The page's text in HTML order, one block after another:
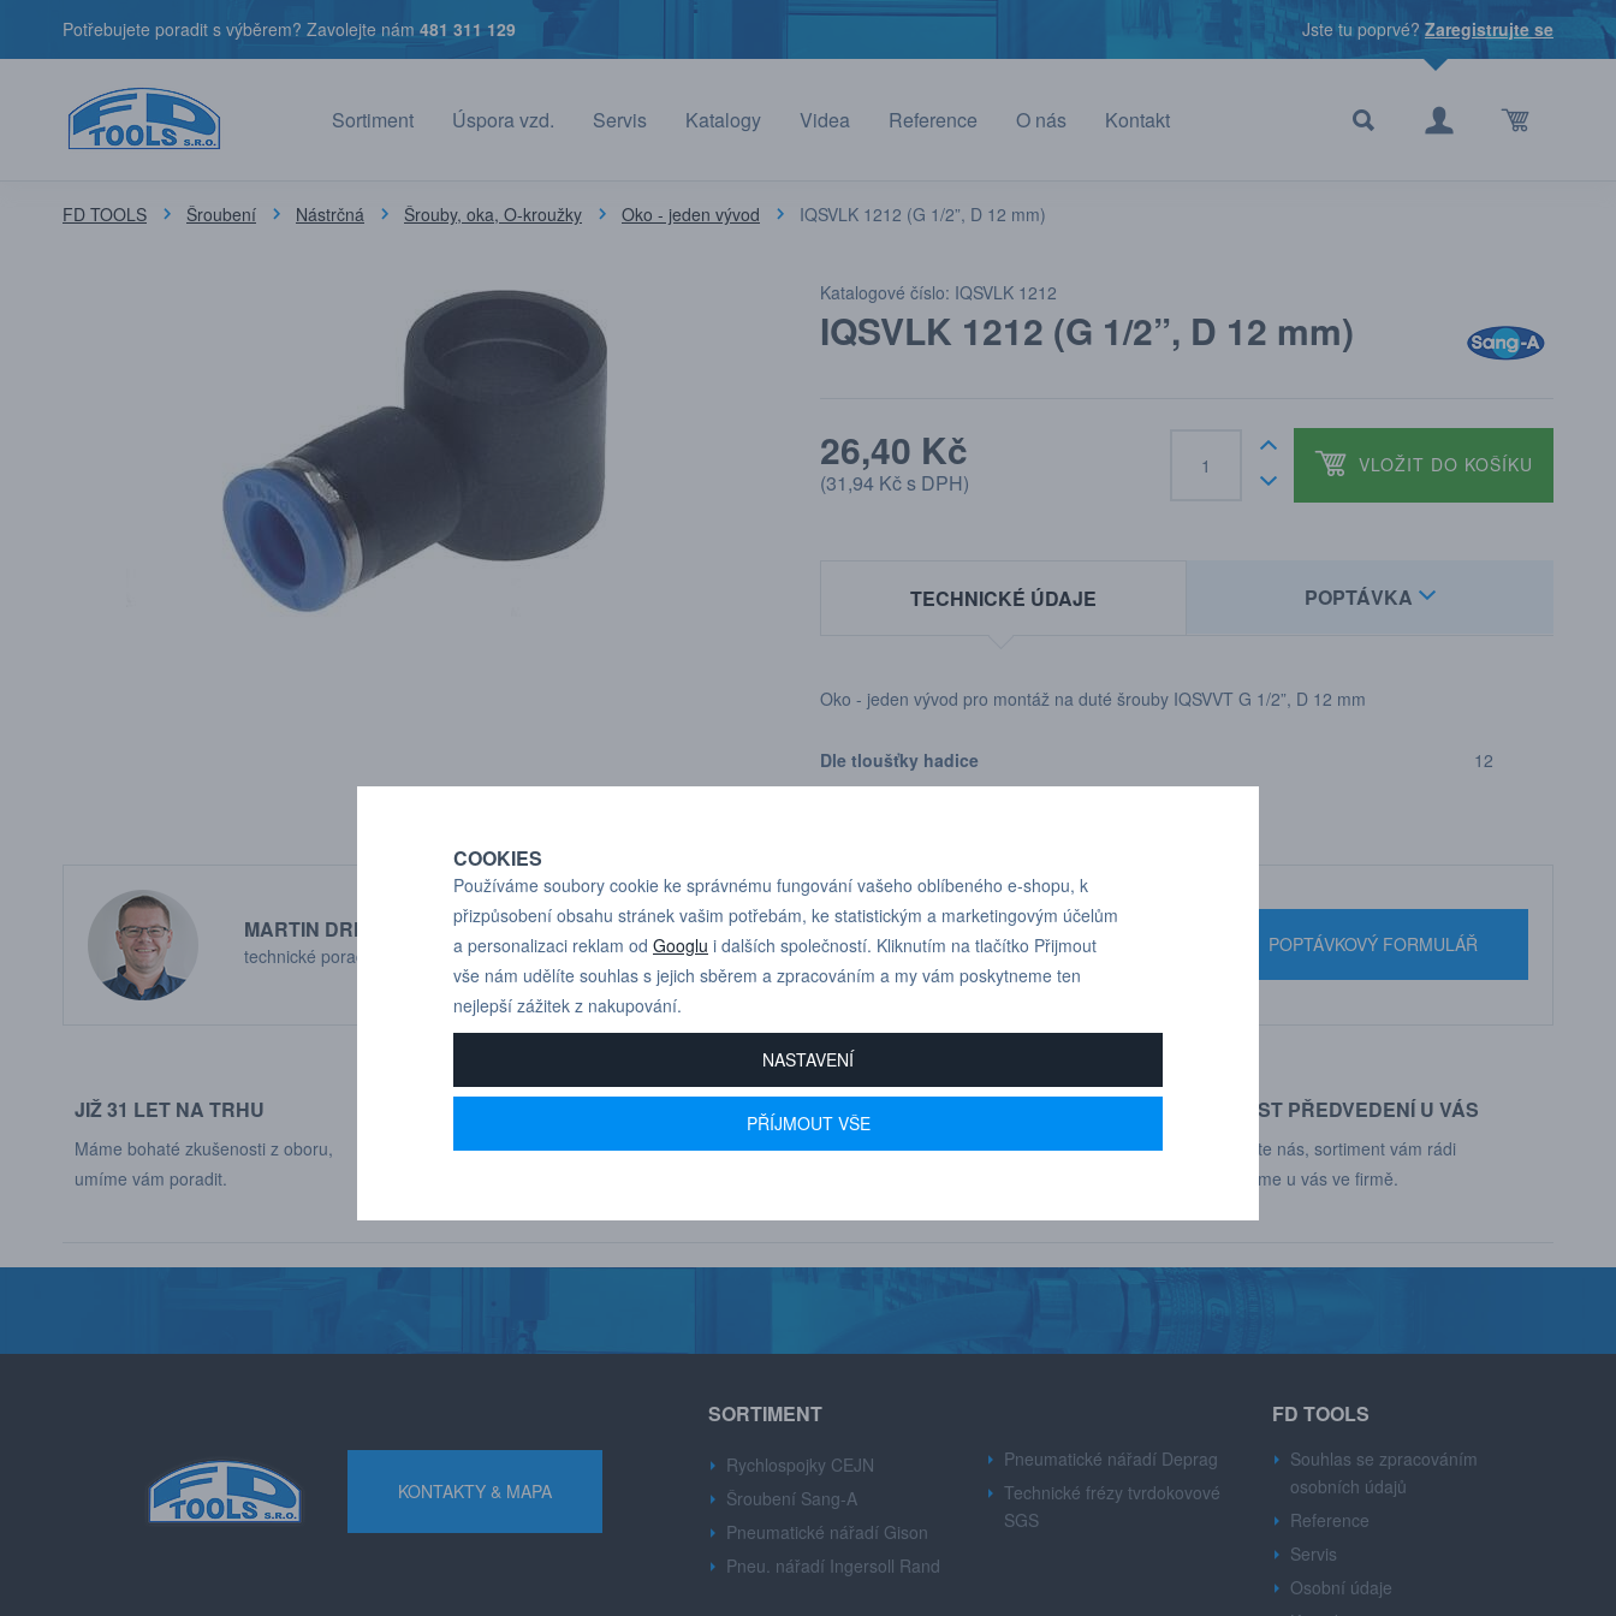
Potřebujete poradit s výběrem? Zavolejte nám 481 311 129 Jste tu poprvé? Zaregistrujte se
Sortiment Úspora vzd. Servis Katalogy Videa Reference O nás Kontakt
FD TOOLS Šroubení Nástrčná Šrouby, oka, O-kroužky Oko - jeden vývod IQSVLK 1212 (G 1/2”, D 12 mm)
Katalogové číslo: IQSVLK 1212
IQSVLK 1212 (G 1/2”, D 12 mm)
26,40 Kč
(31,94 Kčs DPH)
VLOŽIT DO KOŠÍKU
TECHNICKÉ ÚDAJE POPTÁVKA
Oko - jeden vývod pro montáž na duté šrouby IQSVVT G 1/2”, D 12 mm
Dle tloušťky hadice 12
MARTIN DRHOLEC
technické poradenství
Pro technické dotazy
nebo poptávky volejte
+420 731 517 942 nebo pište POPTÁVKOVÝ FORMULÁŘ
JIŽ 31 LET NA TRHU
Máme bohaté zkušenosti z oboru,
umíme vám poradit.
Naši zákaznící jsou drobné i velké firmy z
AUTORIZOVANÝ DEALER
Značek CEJN, Gison, Ingersoll Rand, Deprag,
MOŽNOST PŘEDVEDENÍ U VÁS
Kontaktujte nás, sortiment vám rádi
představíme u vás ve firmě.
SORTIMENT
Rychlospojky CEJN
Šroubení Sang-A
Pneumatické nářadí Gison
Pneu. nářadí Ingersoll Rand
Pneumatické nářadí Deprag
Technické frézy tvrdokovové
SGS
FD TOOLS
Souhlas se zpracováním
osobních údajů
Reference
Servis
Osobní údaje
KONTAKTY & MAPA
COOKIES
Používáme soubory cookie ke správnému fungování vašeho oblíbeného e-shopu, k
přizpůsobení obsahu stránek vašim potřebám, ke statistickým a marketingovým účelům
a personalizaci reklam od Googlu i dalších společností. Kliknutím na tlačítko Přijmout
vše nám udělíte souhlas s jejich sběrem a zpracováním a my vám poskytneme ten
nejlepší zážitek z nakupování.
NASTAVENÍ
PŘÍJMOUT VŠE